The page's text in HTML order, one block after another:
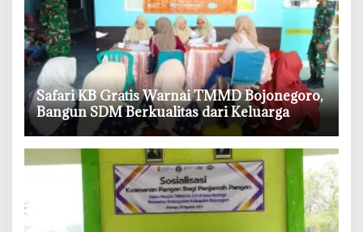
‎Safari KB Gratis Warnai TMMD Bojonegoro,
Bangun SDM Berkualitas dari Keluarga